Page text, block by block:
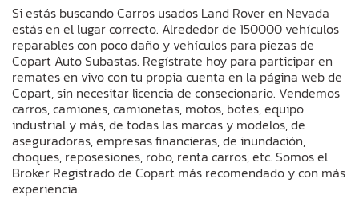
Si estás buscando Carros usados Land Rover en Nevada
estás en el lugar correcto. Alrededor de 150000 vehículos
reparables con poco daño y vehículos para piezas de
Copart Auto Subastas. Regístrate hoy para participar en
remates en vivo con tu propia cuenta en la página web de
Copart, sin necesitar licencia de consecionario. Vendemos
carros, camiones, camionetas, motos, botes, equipo
industrial y más, de todas las marcas y modelos, de
aseguradoras, empresas financieras, de inundación,
choques, reposesiones, robo, renta carros, etc. Somos el
Broker Registrado de Copart más recomendado y con más
experiencia.